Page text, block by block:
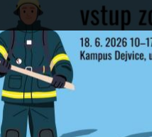
jsou vždy aktivní.
naše aplikace.
těmto účelům využíváme.